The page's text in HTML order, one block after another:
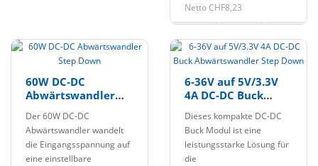
Netto CHF8,23
60W DC-DC
Abwärtswandler
Der 60W DC-DC
Abwärtswandler wandelt
die Eingangsspannung auf
eine einstellbare
6-36V auf 5V/3.3V
4A DC-DC Buck
Step Down
Dieses kompakte DC-DC
Buck Modul ist eine
leistungsstarke Lösung für
die